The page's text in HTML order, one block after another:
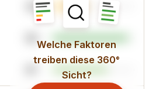
42
92
Welche Faktoren
treiben diese 360°
Sicht?